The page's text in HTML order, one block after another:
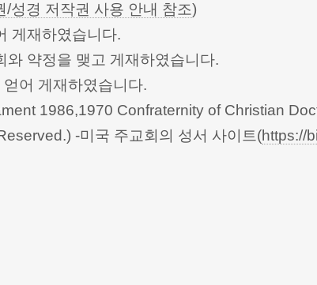
/성경 저작권 사용 안내 참조)
게재하였습니다.
와 약정을 맺고 게재하였습니다.
어 게재하였습니다.
1986,1970 Confraternity of Christian
-미국 주교회의 성서 사이트(https://